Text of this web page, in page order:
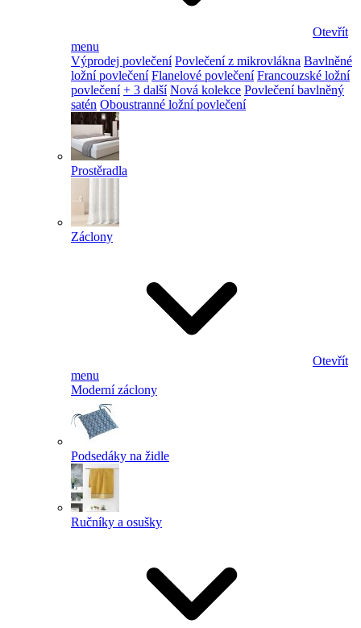
Otevřít
menu
Výprodej povlečení Povlečení z mikrovlákna Bavlněné
ložní povlečení Flanelové povlečení Francouzské ložní
povlečení + 3 další Nová kolekce Povlečení bavlněný
satén Oboustranné ložní povlečení
Prostěradla
Záclony
Otevřít
menu
Moderní záclony
Podsedáky na židle
Ručníky a osušky